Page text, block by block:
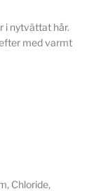
i nytvättat hår.
med varmt
Chloride,